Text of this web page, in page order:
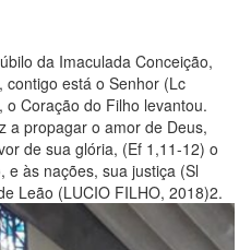
da Imaculada Conceição,
está o Senhor (Lc
Coração do Filho levantou.
a propagar o amor de Deus,
de sua glória, (Ef 1,11-12) o
e às nações, sua justiça (Sl
Leão (LUCIO FILHO, 2018)2.